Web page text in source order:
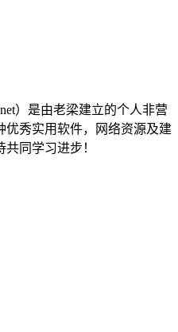
）是由老梁建立的个人非营
优秀实用软件，网络资源及建
同学习进步！